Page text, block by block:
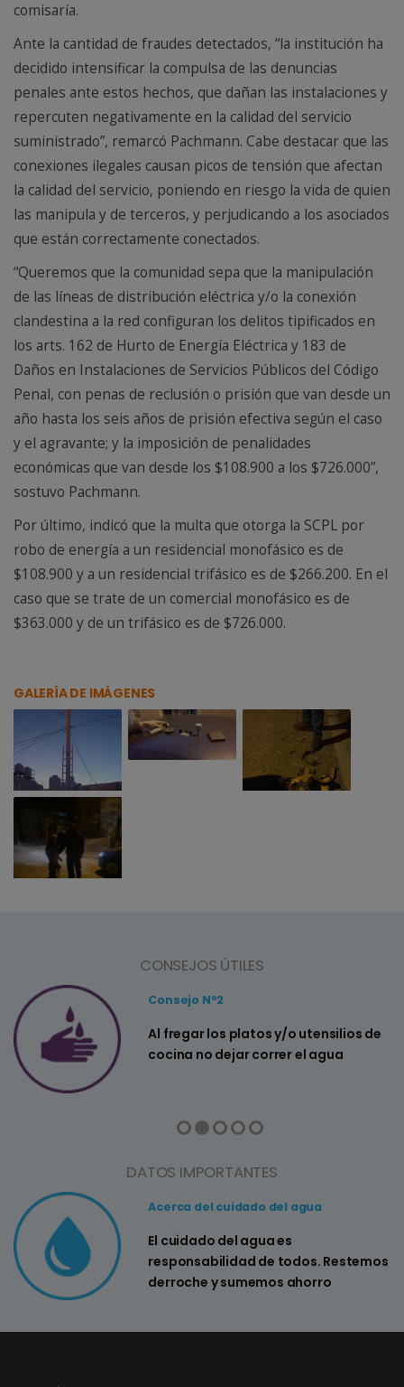
comisaría.
Ante la cantidad de fraudes detectados, “la institución ha
decidido intensificar la compulsa de las denuncias
penales ante estos hechos, que dañan las instalaciones y
repercuten negativamente en la calidad del servicio
suministrado”, remarcó Pachmann. Cabe destacar que las
conexiones ilegales causan picos de tensión que afectan
la calidad del servicio, poniendo en riesgo la vida de quien
las manipula y de terceros, y perjudicando a los asociados
que están correctamente conectados.
“Queremos que la comunidad sepa que la manipulación
de las líneas de distribución eléctrica y/o la conexión
clandestina a la red configuran los delitos tipificados en
los arts. 162 de Hurto de Energía Eléctrica y 183 de
Daños en Instalaciones de Servicios Públicos del Código
Penal, con penas de reclusión o prisión que van desde un
año hasta los seis años de prisión efectiva según el caso
y el agravante; y la imposición de penalidades
económicas que van desde los $108.900 a los $726.000”,
sostuvo Pachmann.
Por último, indicó que la multa que otorga la SCPL por
robo de energía a un residencial monofásico es de
$108.900 y a un residencial trifásico es de $266.200. En el
caso que se trate de un comercial monofásico es de
$363.000 y de un trifásico es de $726.000.
GALERÍA DE IMÁGENES
CONSEJOS ÚTILES
Consejo Nº2
Al fregar los platos y/o utensilios de
cocina no dejar correr el agua
DATOS IMPORTANTES
Acerca del cuidado del agua
El cuidado del agua es
responsabilidad de todos. Restemos
derroche y sumemos ahorro